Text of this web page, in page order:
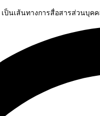
เป็นเส้นทางการสื่อสารส่วนบุ